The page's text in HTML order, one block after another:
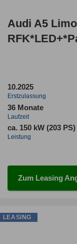
Audi A5
10.2025
Erstzulassung
36 Monate
Laufzeit
ca. 150 kW (203 PS)
Leistung
Zum Leasing
LEASING